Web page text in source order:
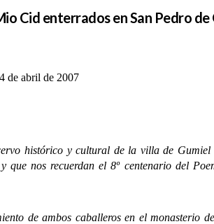
Cid enterrados en San Pedro de
de abril de 2007
histórico y cultural de la villa de
que nos recuerdan el 8º centenario del
ambos caballeros en el monasterio de